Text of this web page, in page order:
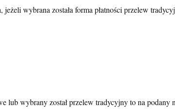
wybrana została forma płatności przelew
lub wybrany został przelew tradycyjny to na podany